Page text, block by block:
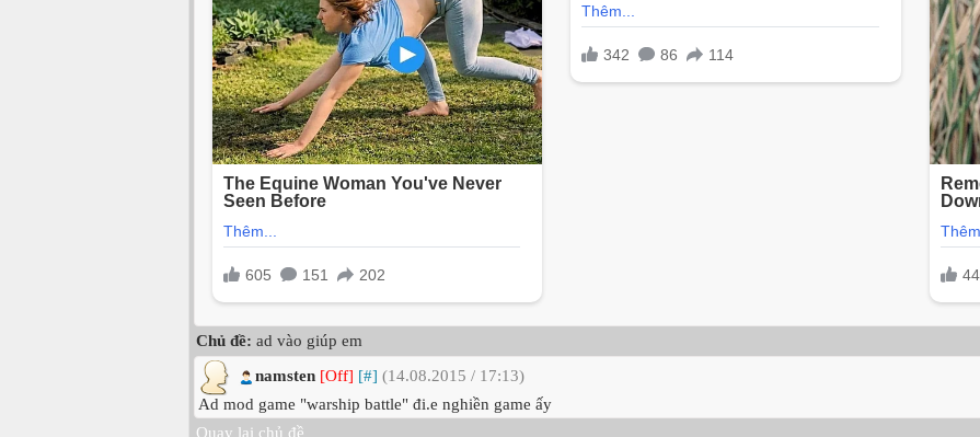
Chủ đề: ad vào giúp em
namsten [Off] [#] (14.08.2015 / 17:13)
Ad mod game "warship battle" đi.e nghiền game ấy
Quay lại chủ đề